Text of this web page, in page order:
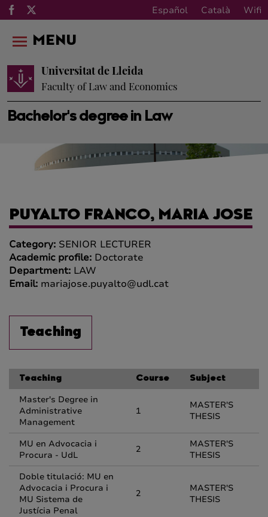
Español Català Wifi
Bachelor's degree in Law
Universitat de Lleida
Faculty of Law and Economics
MENU
PUYALTO FRANCO, MARIA JOSE
Category: SENIOR LECTURER
Academic profile: Doctorate
Department: LAW
Email: mariajose.puyalto@udl.cat
Teaching
Teaching Course Subject
Master's Degree in
Administrative
Management
1
MASTER'S
THESIS
MU en Advocacia i
Procura - UdL
2
MASTER'S
THESIS
Doble titulació: MU en
Advocacia i Procura i
MU Sistema de
Justícia Penal
2
MASTER'S
THESIS